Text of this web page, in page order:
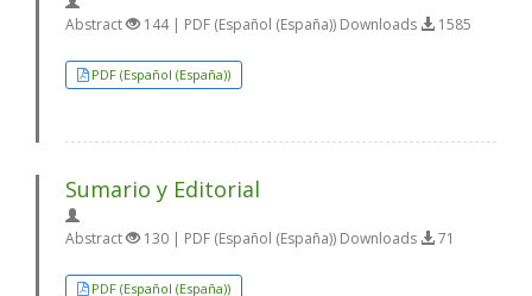
Abstract 144 | PDF (Español (España)) Downloads 1585
PDF (Español (España))
Sumario y Editorial
Abstract 130 | PDF (Español (España)) Downloads 71
PDF (Español (España))